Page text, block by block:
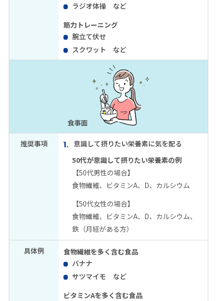
ラジオ体操 など
筋力トレーニング
腕立て伏せ
スクワット など
食事面
推奨事項
意識して摂りたい栄養素に気を配る
50代が意識して摂りたい栄養素の例
【50代男性の場合】
食物繊維、ビタミンA、D、カルシウム
【50代女性の場合】
食物繊維、ビタミンA、D、カルシウム、
鉄（月経がある方）
具体例
食物繊維を多く含む食品
バナナ
サツマイモ など
ビタミンAを多く含む食品